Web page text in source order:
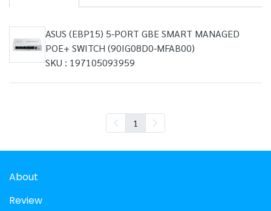
ASUS (EBP15) 5-PORT GBE SMART MANAGED
POE+ SWITCH (90IG08D0-MFAB00)
SKU : 197105093959
1
About
Review